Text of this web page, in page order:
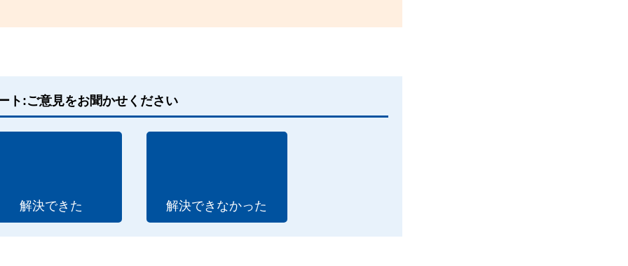
ト:ご意見をお聞かせください
解決できた 解決できなかった